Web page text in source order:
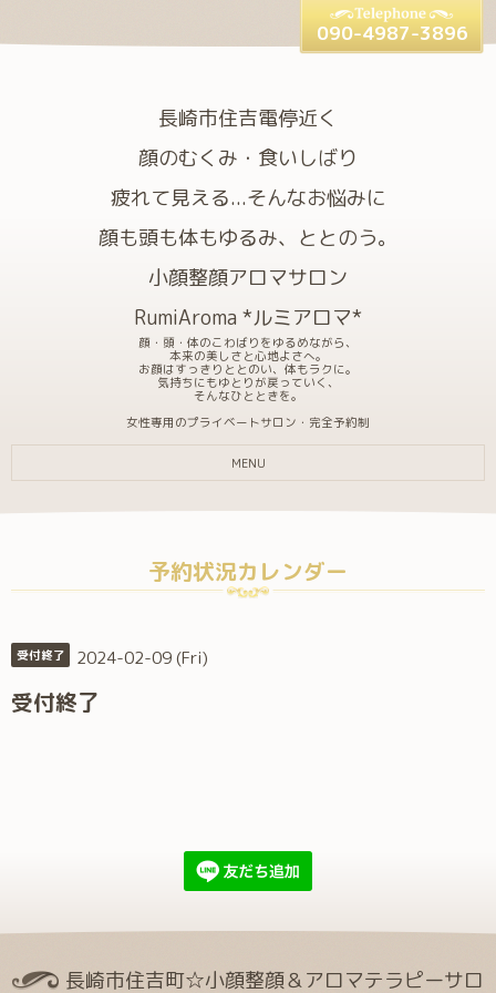
長崎市住吉電停近く
顔のむくみ・食いしばり
疲れて見える...そんなお悩みに
顔も頭も体もゆるみ、ととのう。
小顔整顔アロマサロン
RumiAroma *ルミアロマ*
顔・頭・体のこわばりをゆるめながら、
本来の美しさと心地よさへ。
お顔はすっきりととのい、体もラクに。
気持ちにもゆとりが戻っていく、
そんなひとときを。
女性専用のプライベートサロン・完全予約制
090-4987-3896
MENU
予約状況カレンダー
受付終了 2024-02-09 (Fri)
受付終了
長崎市住吉町☆小顔整顔＆アロマテラピーサロ